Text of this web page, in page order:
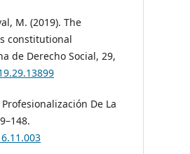
M. (2019). The
constitutional
de Derecho Social, 29,
De La